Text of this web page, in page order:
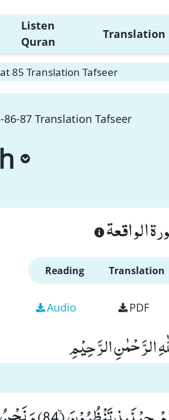
Listen
Quran
Translation
85 Translation Tafseer
87 Translation Tafseer
الواقعة
Reading Translation
Audio PDF
الرَّحْمٰنِ الرَّحِیْمِ